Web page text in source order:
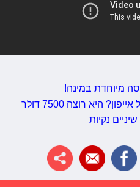
היא רוצה 7500 דולר
נקיות